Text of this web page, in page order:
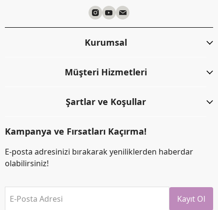
Kurumsal
Müşteri Hizmetleri
Şartlar ve Koşullar
Kampanya ve Fırsatları Kaçırma!
E-posta adresinizi bırakarak yeniliklerden haberdar
olabilirsiniz!
E-Posta Adresi Kayıt Ol